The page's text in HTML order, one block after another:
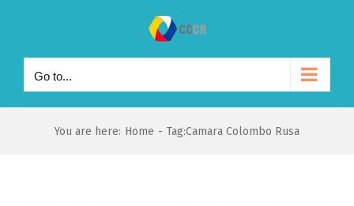
content
Go to...
You are here: Home - Tag:Camara Colombo Rusa